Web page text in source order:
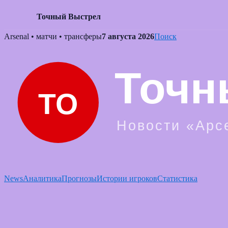
Точный Выстрел
Skip
Arsenal • матчи • трансферы7 августа 2026Поиск
NewsАналитикаПрогнозыИстории игроковСтатистика